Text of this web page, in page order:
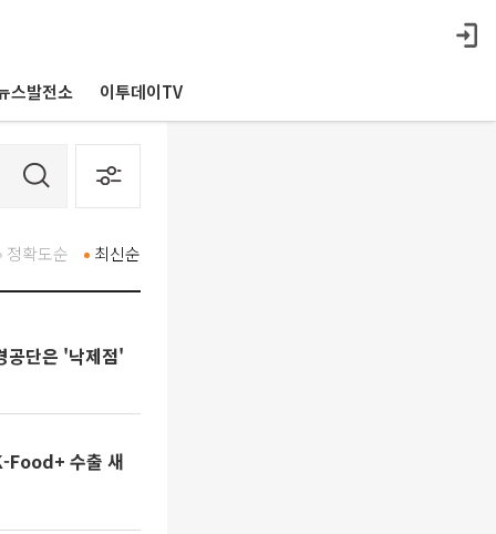
스발전소 이투데이TV
최신순
정확도순
공단은 '낙제점'
Food+ 수출 새